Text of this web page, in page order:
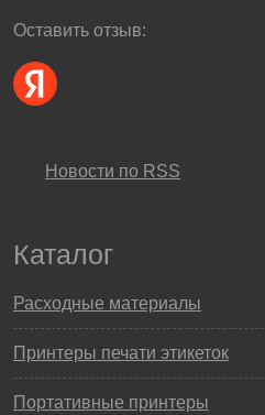
Оставить отзыв:
Новости по RSS
Каталог
Расходные материалы
Принтеры печати этикеток
Портативные принтеры